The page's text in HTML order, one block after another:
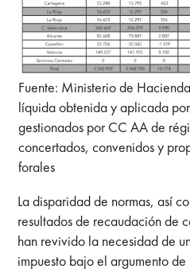
Fuente: Ministerio de
líquida obtenida y aplicada
gestionados por CC AA de
concertados, convenidos y
forales
La disparidad de normas, así
resultados de recaudación de
han revivido la necesidad de
impuesto bajo el argumento de